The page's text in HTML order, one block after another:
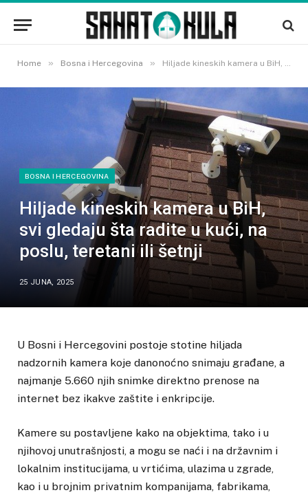
Home » Bosna i Hercegovina » Hiljade kineskih kamera u BiH, svi gledaju šta radite u kući, na poslu, teretani ili šetnji
BOSNA I HERCEGOVINA
Hiljade kineskih kamera u BiH,
svi gledaju šta radite u kući, na
poslu, teretani ili šetnji
25 JUNA, 2025
U Bosni i Hercegovini postoje stotine hiljada
nadzornih kamera koje danonoćno snimaju građane, a
najmanje 5.660 njih snimke direktno prenose na
internet bez ikakve zaštite i enkripcije.
Kamere su postavljene kako na objektima, tako i u
njihovoj unutrašnjosti, a mogu se naći i na državnim i
lokalnim institucijama, u vrtićima, ulazima u zgrade,
kao i u brojnim privatnim kompanijama, fabrikama,